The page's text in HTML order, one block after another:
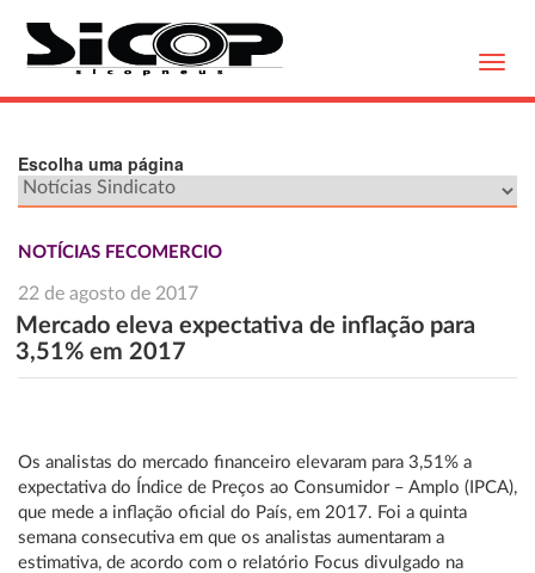
Escolha uma página
NOTÍCIAS FECOMERCIO
22 de agosto de 2017
Mercado eleva expectativa de inflação para
3,51% em 2017
Os analistas do mercado financeiro elevaram para 3,51% a
expectativa do Índice de Preços ao Consumidor – Amplo (IPCA),
que mede a inflação oficial do País, em 2017. Foi a quinta
semana consecutiva em que os analistas aumentaram a
estimativa, de acordo com o relatório Focus divulgado na